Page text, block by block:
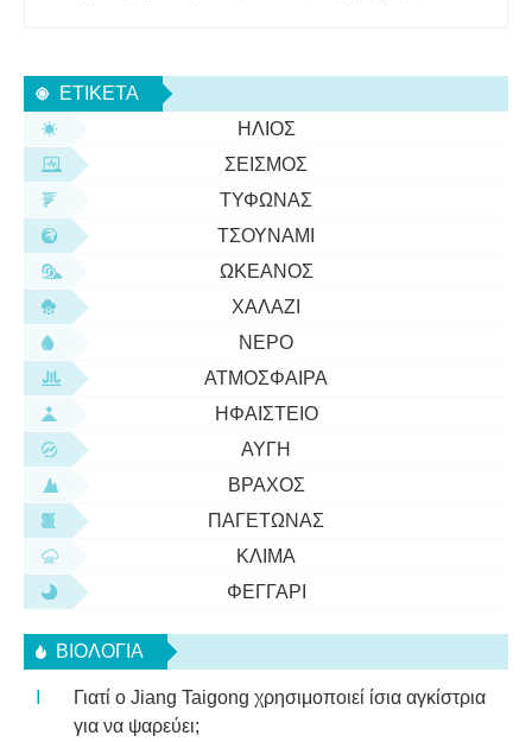
βρωμερό κουτί μεσημεριανού γεύματος που
ξεχάσατε να πλύνετε την προηγούμενη μέρ
ΕΤΙΚΈΤΑ
ΉΛΙΟΣ
ΣΕΙΣΜΌΣ
ΤΥΦΏΝΑΣ
ΤΣΟΥΝΆΜΙ
ΩΚΕΑΝΌΣ
ΧΑΛΆΖΙ
ΝΕΡΌ
ΑΤΜΌΣΦΑΙΡΑ
ΗΦΑΊΣΤΕΙΟ
ΑΥΓΉ
ΒΡΆΧΟΣ
ΠΑΓΕΤΏΝΑΣ
ΚΛΊΜΑ
ΦΕΓΓΆΡΙ
ΒΙΟΛΟΓΊΑ
Γιατί ο Jiang Taigong χρησιμοποιεί ίσια αγκίστρια
για να ψαρεύει;